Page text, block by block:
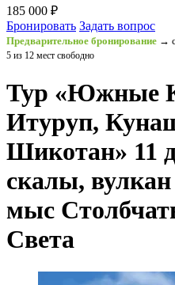
185 000 ₽
Бронировать Задать вопрос
Предварительное бронирование →
5 из 12 мест свободно
Тур «Южные
Итуруп,
Шикотан» 11
скалы,
мыс
Света